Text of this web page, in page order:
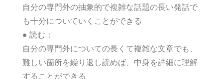
自分の専門外の抽象的で複雑な話題の長い発話で
も十分についていくことができる
● 読む：
自分の専門外についての長くて複雑な文章でも、
難しい箇所を繰り返し読めば、中身を詳細に理解
することができる